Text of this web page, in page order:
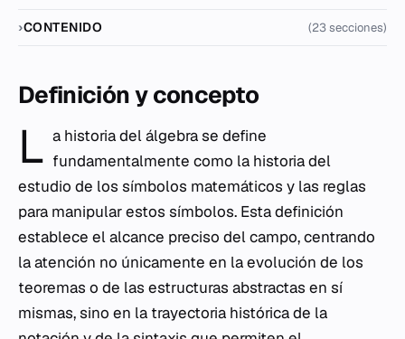
CONTENIDO (23 secciones)
Definición y concepto
L a historia del álgebra se define
fundamentalmente como la historia del
estudio de los símbolos matemáticos y las reglas
para manipular estos símbolos. Esta definición
establece el alcance preciso del campo, centrando
la atención no únicamente en la evolución de los
teoremas o de las estructuras abstractas en sí
mismas, sino en la trayectoria histórica de la